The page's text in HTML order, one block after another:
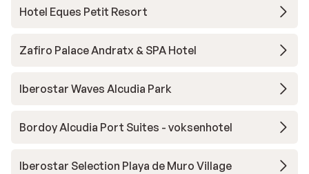
Hotel Eques Petit Resort
Zafiro Palace Andratx & SPA Hotel
Iberostar Waves Alcudia Park
Bordoy Alcudia Port Suites - voksenhotel
Iberostar Selection Playa de Muro Village